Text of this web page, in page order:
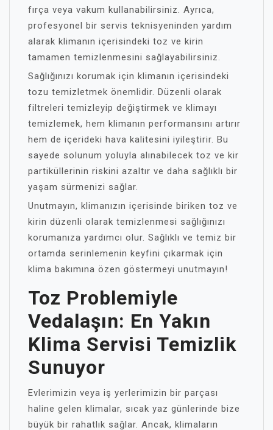
fırça veya vakum kullanabilirsiniz. Ayrıca,
profesyonel bir servis teknisyeninden yardım
alarak klimanın içerisindeki toz ve kirin
tamamen temizlenmesini sağlayabilirsiniz.
Sağlığınızı korumak için klimanın içerisindeki
tozu temizletmek önemlidir. Düzenli olarak
filtreleri temizleyip değiştirmek ve klimayı
temizlemek, hem klimanın performansını artırır
hem de içerideki hava kalitesini iyileştirir. Bu
sayede solunum yoluyla alınabilecek toz ve kir
partiküllerinin riskini azaltır ve daha sağlıklı bir
yaşam sürmenizi sağlar.
Unutmayın, klimanızın içerisinde biriken toz ve
kirin düzenli olarak temizlenmesi sağlığınızı
korumanıza yardımcı olur. Sağlıklı ve temiz bir
ortamda serinlemenin keyfini çıkarmak için
klima bakımına özen göstermeyi unutmayın!
Toz Problemiyle
Vedalaşın: En Yakın
Klima Servisi Temizlik
Sunuyor
Evlerimizin veya iş yerlerimizin bir parçası
haline gelen klimalar, sıcak yaz günlerinde bize
büyük bir rahatlık sağlar. Ancak, klimaların